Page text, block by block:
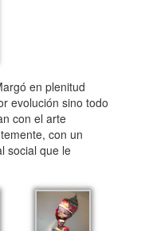
en plenitud
evolución sino todo
con el arte
con un
social que le